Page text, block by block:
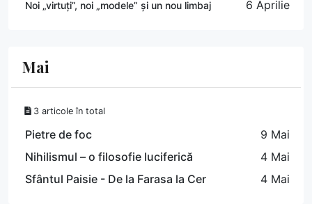
Noi „virtuți”, noi „modele” și un nou limbaj 6 Aprilie
Mai
3 articole în total
Pietre de foc
9 Mai
Nihilismul – o filosofie luciferică
4 Mai
Sfântul Paisie - De la Farasa la Cer
4 Mai